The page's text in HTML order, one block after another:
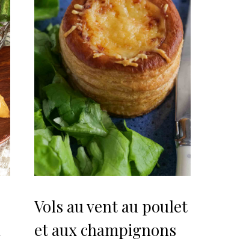
Vols au vent au poulet
et aux champignons